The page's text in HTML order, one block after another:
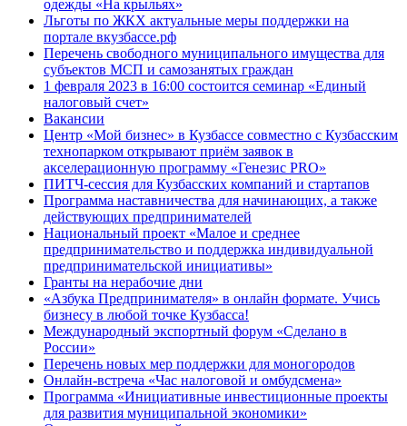
одежды «На крыльях»
Льготы по ЖКХ актуальные меры поддержки на
портале вкузбассе.рф
Перечень свободного муниципального имущества для
субъектов МСП и самозанятых граждан
1 февраля 2023 в 16:00 состоится семинар «Единый
налоговый счет»
Вакансии
Центр «Мой бизнес» в Кузбассе совместно с Кузбасским
технопарком открывают приём заявок в
акселерационную программу «Генезис PRO»
ПИТЧ-сессия для Кузбасских компаний и стартапов
Программа наставничества для начинающих, а также
действующих предпринимателей
Национальный проект «Малое и среднее
предпринимательство и поддержка индивидуальной
предпринимательской инициативы»
Гранты на нерабочие дни
«Азбука Предпринимателя» в онлайн формате. Учись
бизнесу в любой точке Кузбасса!
Международный экспортный форум «Сделано в
России»
Перечень новых мер поддержки для моногородов
Онлайн-встреча «Час налоговой и омбудсмена»
Программа «Инициативные инвестиционные проекты
для развития муниципальной экономики»